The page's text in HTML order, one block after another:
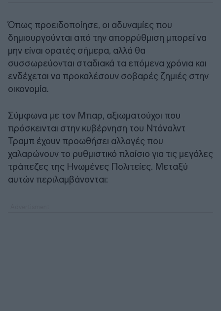
Όπως προειδοποίησε, οι αδυναμίες που
δημιουργούνται από την απορρύθμιση μπορεί να
μην είναι ορατές σήμερα, αλλά θα
συσσωρεύονται σταδιακά τα επόμενα χρόνια και
ενδέχεται να προκαλέσουν σοβαρές ζημιές στην
οικονομία.
Σύμφωνα με τον Μπαρ, αξιωματούχοι που
πρόσκεινται στην κυβέρνηση του Ντόναλντ
Τραμπ έχουν προωθήσει αλλαγές που
χαλαρώνουν το ρυθμιστικό πλαίσιο για τις μεγάλες
τράπεζες της Ηνωμένες Πολιτείες. Μεταξύ
αυτών περιλαμβάνονται: